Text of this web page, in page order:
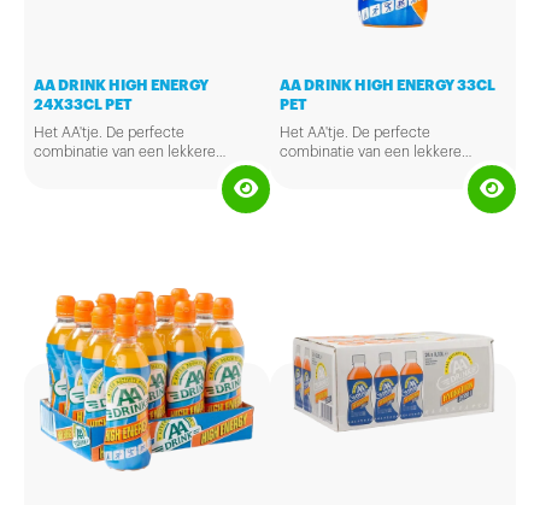
AA DRINK HIGH ENERGY
24X33CL PET
Het AA'tje. De perfecte
combinatie van een lekkere
boost voor zowel na als voor het
AA DRINK HIGH ENERGY 33CL
PET
Het AA'tje. De perfecte
combinatie van een lekkere
boost voor zowel na als voor het